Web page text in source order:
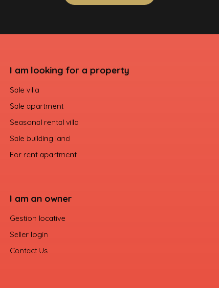
I am looking for a property
Sale villa
Sale apartment
Seasonal rental villa
Sale building land
For rent apartment
I am an owner
Gestion locative
Seller login
Contact Us